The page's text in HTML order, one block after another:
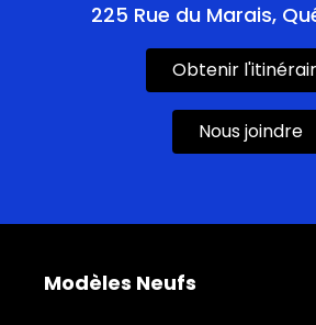
225 Rue du Marais,
Obtenir
Nous joindre
Modèles Neufs